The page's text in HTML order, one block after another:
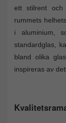
ett stilrent
rummets
i aluminium,
standardglas,
bland olika
inspireras av